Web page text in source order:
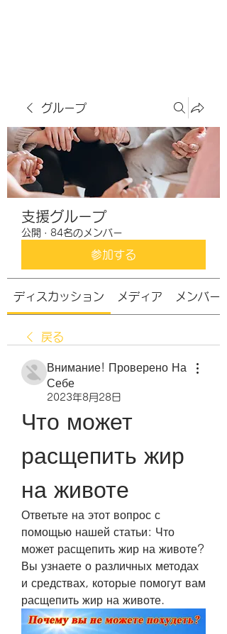
グループ
支援グループ
公開 · 84名のメンバー
参加する
ディスカッション メディア メンバー
戻る
Внимание! Проверено На
Себе
2023年8月28日
Что может
расщепить жир
на животе
Ответьте на этот вопрос с
помощью нашей статьи: Что
может расщепить жир на животе?
Вы узнаете о различных методах
и средствах, которые помогут вам
расщепить жир на животе.